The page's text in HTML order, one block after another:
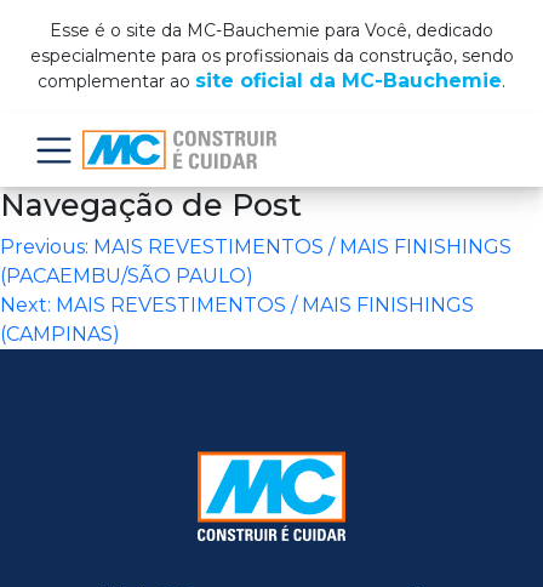
Esse é o site da MC-Bauchemie para Você, dedicado
especialmente para os profissionais da construção, sendo
complementar ao site oficial da MC-Bauchemie.
Menu
Navegação de Post
Previous: MAIS REVESTIMENTOS / MAIS FINISHINGS
(PACAEMBU/SÃO PAULO)
Next: MAIS REVESTIMENTOS / MAIS FINISHINGS
(CAMPINAS)